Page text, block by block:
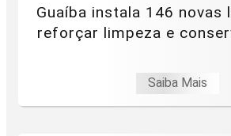
Guaíba instala 146 novas
reforçar limpeza e
Saiba Mais